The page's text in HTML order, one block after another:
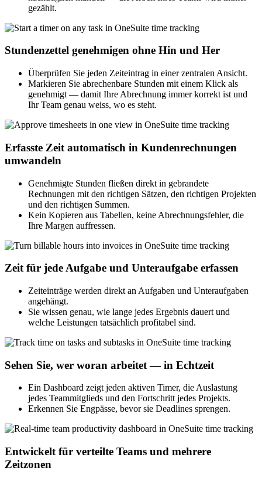
gezählt.
Stundenzettel genehmigen ohne Hin und Her
Überprüfen Sie jeden Zeiteintrag in einer zentralen Ansicht.
Markieren Sie abrechenbare Stunden mit einem Klick als
genehmigt — damit Ihre Abrechnung immer korrekt ist und
Ihr Team genau weiss, wo es steht.
Erfasste Zeit automatisch in Kundenrechnungen
umwandeln
Genehmigte Stunden fließen direkt in gebrandete
Rechnungen mit den richtigen Sätzen, den richtigen Projekten
und den richtigen Summen.
Kein Kopieren aus Tabellen, keine Abrechnungsfehler, die
Ihre Margen auffressen.
Zeit für jede Aufgabe und Unteraufgabe erfassen
Zeiteinträge werden direkt an Aufgaben und Unteraufgaben
angehängt.
Sie wissen genau, wie lange jedes Ergebnis dauert und
welche Leistungen tatsächlich profitabel sind.
Sehen Sie, wer woran arbeitet — in Echtzeit
Ein Dashboard zeigt jeden aktiven Timer, die Auslastung
jedes Teammitglieds und den Fortschritt jedes Projekts.
Erkennen Sie Engpässe, bevor sie Deadlines sprengen.
Entwickelt für verteilte Teams und mehrere
Zeitzonen